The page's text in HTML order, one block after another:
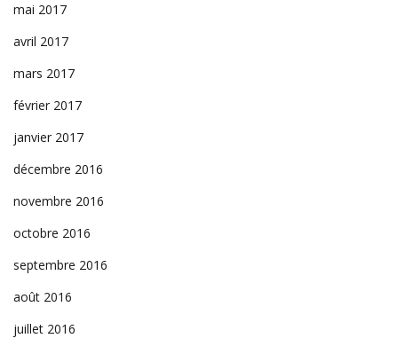
mai 2017
avril 2017
mars 2017
février 2017
janvier 2017
décembre 2016
novembre 2016
octobre 2016
septembre 2016
août 2016
juillet 2016